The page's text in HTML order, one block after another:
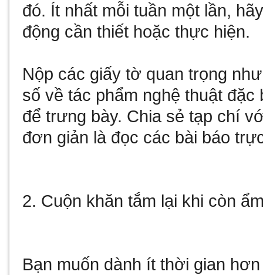
đó. Ít nhất mỗi tuần một lần,
động cần thiết hoặc thực hiện.
Nộp các giấy tờ quan trọng
số về tác phẩm nghệ thuật
để trưng bày. Chia sẻ tạp chí
đơn giản là đọc các bài báo
2. Cuộn khăn tắm lại khi còn
Bạn muốn dành ít thời gian